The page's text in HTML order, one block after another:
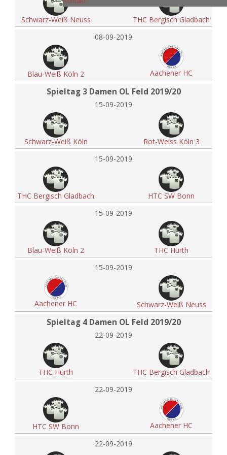
Schwarz-Weiß Neuss
THC Bergisch Gladbach
08-09-2019
Blau-Weiß Köln 2 Aachener HC
Spieltag 3 Damen OL Feld 2019/20
15-09-2019
Schwarz-Weiß Köln
Rot-Weiss Köln 3
15-09-2019
THC Bergisch Gladbach
HTC SW Bonn
15-09-2019
Blau-Weiß Köln 2
THC Hürth
15-09-2019
Aachener HC Schwarz-Weiß Neuss
Spieltag 4 Damen OL Feld 2019/20
22-09-2019
THC Hürth
THC Bergisch Gladbach
22-09-2019
HTC SW Bonn
Aachener HC
22-09-2019